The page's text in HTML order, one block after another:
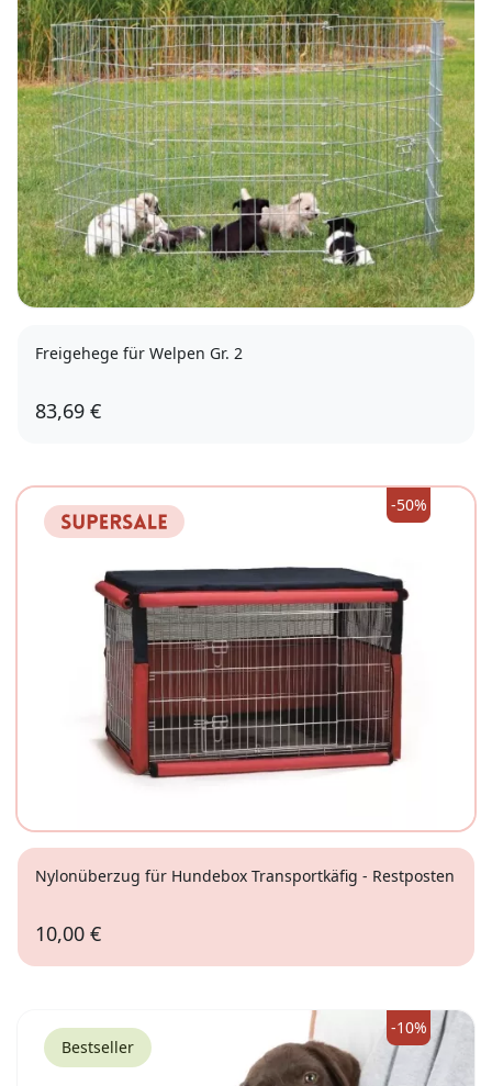
Freigehege für Welpen Gr. 2
83,69 €
-50%
XS S
Nylonüberzug für Hundebox Transportkäfig - Restposten
10,00 €
Bestseller
-10%